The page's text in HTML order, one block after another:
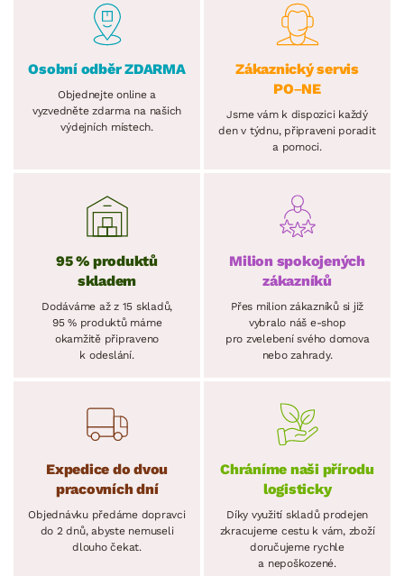
Osobní odběr ZDARMA
Objednejte online a
vyzvedněte zdarma na našich
výdejních místech.
Zákaznický servis
PO–NE
Jsme vám k dispozici každý
den v týdnu, připraveni poradit
a pomoci.
95 % produktů
skladem
Dodáváme až z 15 skladů,
95 % produktů máme
okamžitě připraveno
k odeslání.
Milion spokojených
zákazníků
Přes milion zákazníků si již
vybralo náš e-shop
pro zvelebení svého domova
nebo zahrady.
Expedice do dvou
pracovních dní
Objednávku předáme dopravci
do 2 dnů, abyste nemuseli
dlouho čekat.
Chráníme naši přírodu
logisticky
Díky využití skladů prodejen
zkracujeme cestu k vám, zboží
doručujeme rychle
a nepoškozené.